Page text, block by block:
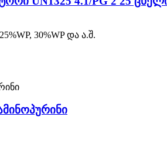
30%WP და ა.შ.